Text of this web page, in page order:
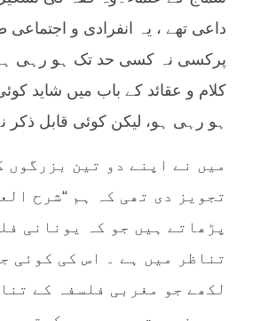
داعی تھے ، یہ انفرادی و اجتماعی
پرکسی نہ کسی حد تک ہو رہی
کلام و عقائد کے باب میں شاید
ہو رہی ہو، لیکن کوئی قابل ذکر
میں نے اپنے دو تین بزرگوں
تجویز دی تھی کہ ہم “شرح
پڑھاتے ہیں جو کہ یونانی
تناظر میں ہے ۔ اس کی کوئی
لکھے جو مغربی فلسفہ کے